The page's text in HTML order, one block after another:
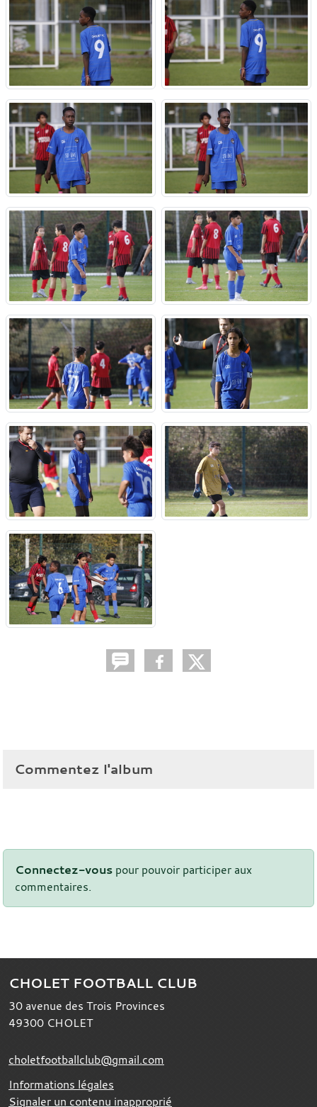
Commentez l'album
Connectez-vous pour pouvoir participer aux
commentaires.
CHOLET FOOTBALL CLUB
30 avenue des Trois Provinces
49300 CHOLET
choletfootballclub@gmail.com
Informations légales
Signaler un contenu inapproprié